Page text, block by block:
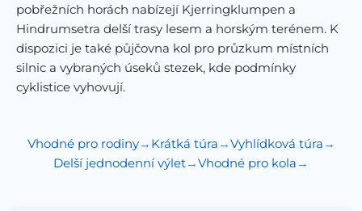
pobřežních horách nabízejí Kjerringklumpen a
Hindrumsetra delší trasy lesem a horským terénem. K
dispozici je také půjčovna kol pro průzkum místních
silnic a vybraných úseků stezek, kde podmínky
cyklistice vyhovují.
Vhodné pro rodiny Krátká túra
Vyhlídková túra
Delší jednodenní výlet
Vhodné pro kola